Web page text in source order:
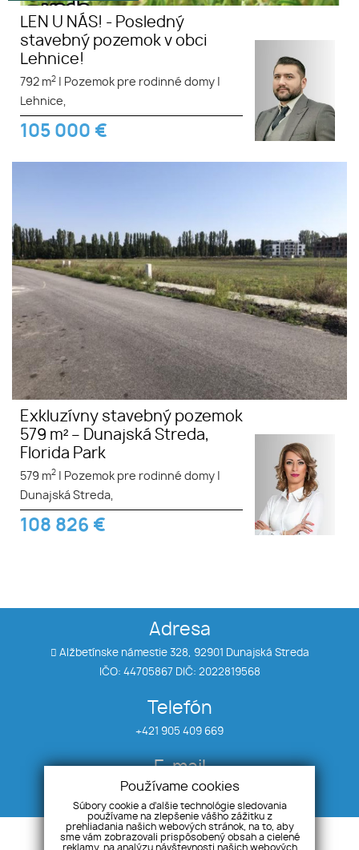
LEN U NÁS! - Posledný
stavebný pozemok v obci
Lehnice!
792 m2 Pozemok pre rodinné domy
Lehnice,
105 000 €
Exkluzívny stavebný pozemok
579 m² – Dunajská Streda,
Florida Park
579 m2 Pozemok pre rodinné domy
Dunajská Streda,
108 826 €
Adresa
Alžbetínske námestie 328, 92901 Dunajská Streda
IČO: 44705867 DIČ: 2022819568
Telefón
+421 905 409 669
E-mail
info@awreal.sk
Úvod Referencie
Používame cookies
Súbory cookie a ďalšie technológie sledovania
používame na zlepšenie vášho zážitku z
prehliadania našich webových stránok, na to, aby
sme vám zobrazovali prispôsobený obsah a cielené
reklamy, na analýzu návštevnosti našich webových